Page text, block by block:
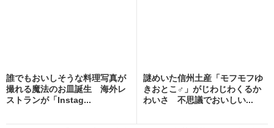
誰でもおいしそうな料理写真が
撮れる魔法のお皿誕生 海外レ
ストランが「Instag...
謎めいた信州土産「モフモフゆ
きおとこ♂」がじわじわくるか
わいさ 不思議でおいしい...